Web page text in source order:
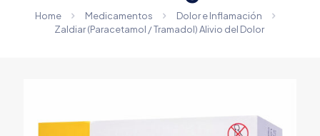
Home Medicamentos
Dolor e Inflamación
Zaldiar (Paracetamol / Tramadol) Alivio del Dolor